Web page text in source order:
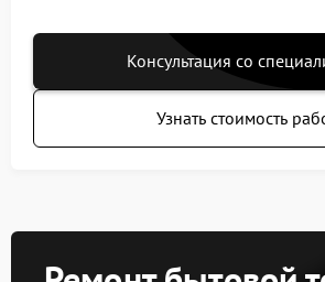
Консультация со
Узнать стоимость